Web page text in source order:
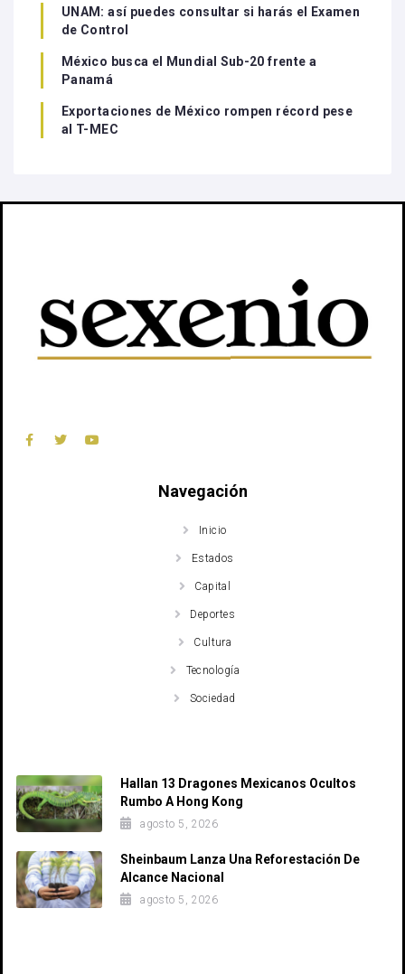
UNAM: así puedes consultar si harás el Examen
de Control
México busca el Mundial Sub-20 frente a
Panamá
Exportaciones de México rompen récord pese
al T-MEC
Navegación
Inicio
Estados
Capital
Deportes
Cultura
Tecnología
Sociedad
Hallan 13 Dragones Mexicanos Ocultos
Rumbo A Hong Kong
agosto 5, 2026
Sheinbaum Lanza Una Reforestación De
Alcance Nacional
agosto 5, 2026